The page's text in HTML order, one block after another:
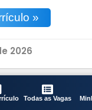
»
2026
Todas as Vagas